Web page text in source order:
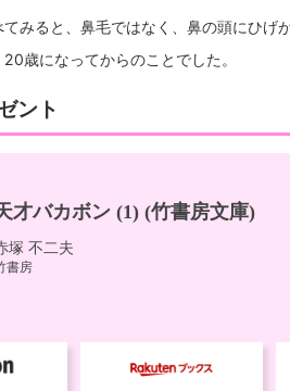
みると、鼻毛ではなく、鼻の頭にひげ
歳になってからのことでした。
ント